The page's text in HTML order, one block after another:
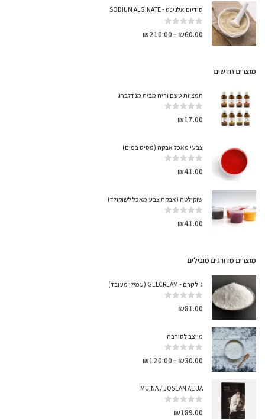
סודיום אלגינט - SODIUM ALGINATE
0
out of 5
₪60.00
–
₪210.00
מוצרים חדשים
תמציות טעם וריח מבית מנדלברג
0
out of 5
₪17.00
צבעי מאכל אבקה (מסיס במים)
0
out of 5
₪41.00
שוקולטה (אבקת צבע מאכל לשוקולד)
0
out of 5
₪41.00
מוצרים מדורגים מובילים
ג'ל קרם - GELCREAM (עמילן מעובד)
0
out of 5
₪81.00
מייצב לסורבה
0
out of 5
₪30.00
–
₪120.00
MUINA / JOSEAN ALIJA
0
out of 5
₪189.00